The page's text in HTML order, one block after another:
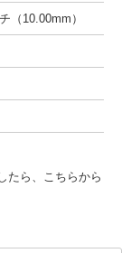
（10.00mm）
たら、こちらから